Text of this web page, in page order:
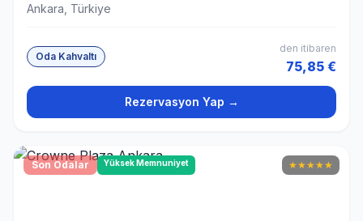
Ankara, Türkiye
Oda Kahvaltı
den itibaren
75,85 €
Rezervasyon Yap →
Son Odalar Yüksek Memnuniyet ★★★★★